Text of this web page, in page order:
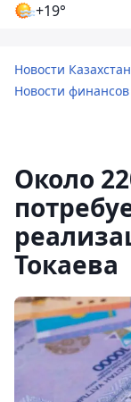
+19°
Новости
Новости финансов
Около
Токаева